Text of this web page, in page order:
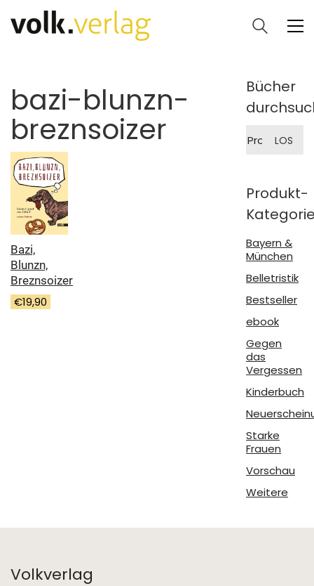
bazi-blunzn-
breznsoizer
Bazi,
Blunzn,
Breznsoizer
€19,90
Bücher
nach:
LOS
Produkt-
Bayern &
München
Belletristik
Bestseller
ebook
Gegen
das
Vergessen
Kinderbuch
Starke
Frauen
Vorschau
Weitere
Volkverlag